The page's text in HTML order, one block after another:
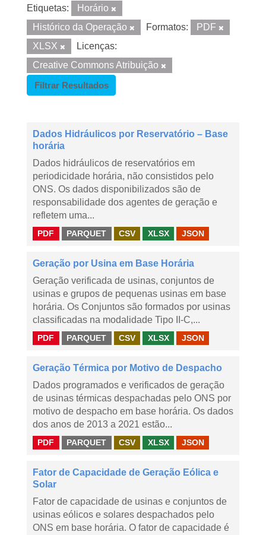
Etiquetas:
Horário
Histórico da Operação
Formatos:
PDF
XLSX
Licenças:
Creative Commons Atribuição
Filtrar Resultados
Dados Hidráulicos por Reservatório – Base
horária
Dados hidráulicos de reservatórios em
periodicidade horária, não consistidos pelo
ONS. Os dados disponibilizados são de
responsabilidade dos agentes de geração e
refletem uma...
PDF PARQUET CSV XLSX JSON
Geração por Usina em Base Horária
Geração verificada de usinas, conjuntos de
usinas e grupos de pequenas usinas em base
horária. Os Conjuntos são formados por usinas
classificadas na modalidade Tipo II-C,...
PDF PARQUET CSV XLSX JSON
Geração Térmica por Motivo de Despacho
Dados programados e verificados de geração
de usinas térmicas despachadas pelo ONS por
motivo de despacho em base horária. Os dados
dos anos de 2013 a 2021 estão...
PDF PARQUET CSV XLSX JSON
Fator de Capacidade de Geração Eólica e
Solar
Fator de capacidade de usinas e conjuntos de
usinas eólicos e solares despachados pelo
ONS em base horária. O fator de capacidade é